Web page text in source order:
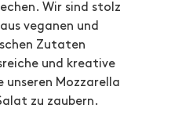
Wir sind stolz
veganen und
Zutaten
und kreative
unseren Mozzarella
zu zaubern.